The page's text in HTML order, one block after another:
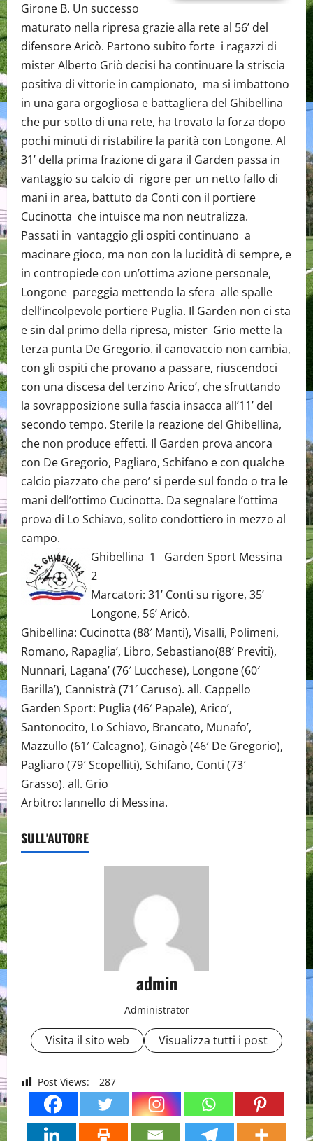
Girone B. Un successo
maturato nella ripresa grazie alla rete al 56’ del
difensore Aricò. Partono subito forte i ragazzi di
mister Alberto Griò decisi ha continuare la striscia
positiva di vittorie in campionato, ma si imbattono
in una gara orgogliosa e battagliera del Ghibellina
che pur sotto di una rete, ha trovato la forza dopo
pochi minuti di ristabilire la parità con Longone. Al
31’ della prima frazione di gara il Garden passa in
vantaggio su calcio di rigore per un netto fallo di
mani in area, battuto da Conti con il portiere
Cucinotta che intuisce ma non neutralizza.
Passati in vantaggio gli ospiti continuano a
macinare gioco, ma non con la lucidità di sempre, e
in contropiede con un’ottima azione personale,
Longone pareggia mettendo la sfera alle spalle
dell’incolpevole portiere Puglia. Il Garden non ci sta
e sin dal primo della ripresa, mister Grio mette la
terza punta De Gregorio. il canovaccio non cambia,
con gli ospiti che provano a passare, riuscendoci
con una discesa del terzino Arico’, che sfruttando
la sovrapposizione sulla fascia insacca all’11’ del
secondo tempo. Sterile la reazione del Ghibellina,
che non produce effetti. Il Garden prova ancora
con De Gregorio, Pagliaro, Schifano e con qualche
calcio piazzato che pero’ si perde sul fondo o tra le
mani dell’ottimo Cucinotta. Da segnalare l’ottima
prova di Lo Schiavo, solito condottiero in mezzo al
campo.
Ghibellina 1 Garden Sport Messina
2
Marcatori: 31’ Conti su rigore, 35’
Longone, 56’ Aricò.
Ghibellina: Cucinotta (88′ Manti), Visalli, Polimeni,
Romano, Rapaglia’, Libro, Sebastiano(88′ Previti),
Nunnari, Lagana’ (76′ Lucchese), Longone (60′
Barilla’), Cannistrà (71′ Caruso). all. Cappello
Garden Sport: Puglia (46′ Papale), Arico’,
Santonocito, Lo Schiavo, Brancato, Munafo’,
Mazzullo (61′ Calcagno), Ginagò (46′ De Gregorio),
Pagliaro (79′ Scopelliti), Schifano, Conti (73′
Grasso). all. Grio
Arbitro: Iannello di Messina.
SULL'AUTORE
admin
Administrator
Visita il sito web Visualizza tutti i post
Post Views: 287